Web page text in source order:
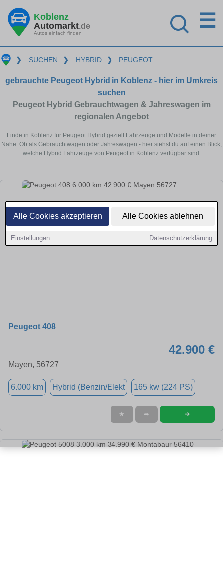
Alle Cookies akzeptieren Alle Cookies ablehnen
Einstellungen Datenschutzerklärung
Koblenz
Automarkt.de
Autos einfach finden
☰
❯ SUCHEN ❯ HYBRID ❯ PEUGEOT
gebrauchte Peugeot Hybrid in Koblenz - hier im Umkreis
suchen
Peugeot Hybrid Gebrauchtwagen & Jahreswagen im
regionalen Angebot
Finde in Koblenz für Peugeot Hybrid gezielt Fahrzeuge und Modelle in deiner
Nähe. Ob als Gebrauchtwagen oder Jahreswagen - hier siehst du auf einen Blick,
welche Hybrid Fahrzeuge von Peugeot in Koblenz verfügbar sind.
Peugeot 408
42.900 €
Mayen, 56727
6.000 km Hybrid (Benzin/Elekt 165 kw (224 PS)
★ ➦ ➜